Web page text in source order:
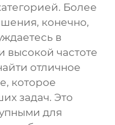
Более
конечно,
в
высокой частоте
отличное
которое
задач. Это
для